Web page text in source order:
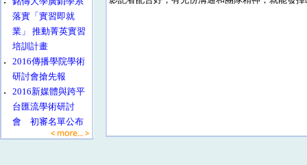
落實「實習即就
業」 推動菁英實習
培訓計畫
‧
2016傳播學院學術
研討會搶先報
‧
2016新媒體與跨平
台匯流學術研討
會 初審名單公布